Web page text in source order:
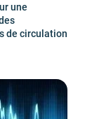
une
de circulation